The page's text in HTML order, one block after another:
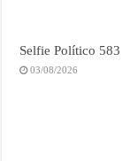
Selfie Político 583
03/08/2026